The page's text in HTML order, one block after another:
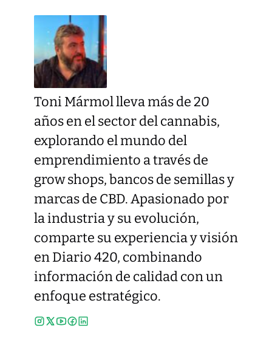
Toni Mármol lleva más de 20
años en el sector del cannabis,
explorando el mundo del
emprendimiento a través de
grow shops, bancos de semillas y
marcas de CBD. Apasionado por
la industria y su evolución,
comparte su experiencia y visión
en Diario 420, combinando
información de calidad con un
enfoque estratégico.